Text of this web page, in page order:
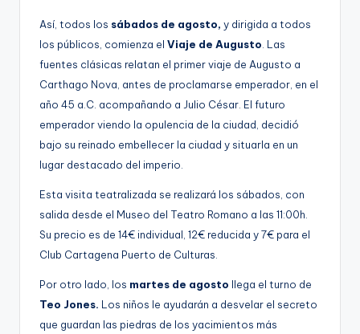
Así, todos los sábados de agosto, y dirigida a todos
los públicos, comienza el Viaje de Augusto. Las
fuentes clásicas relatan el primer viaje de Augusto a
Carthago Nova, antes de proclamarse emperador, en el
año 45 a.C. acompañando a Julio César. El futuro
emperador viendo la opulencia de la ciudad, decidió
bajo su reinado embellecer la ciudad y situarla en un
lugar destacado del imperio.
Esta visita teatralizada se realizará los sábados, con
salida desde el Museo del Teatro Romano a las 11:00h.
Su precio es de 14€ individual, 12€ reducida y 7€ para el
Club Cartagena Puerto de Culturas.
Por otro lado, los martes de agosto llega el turno de
Teo Jones. Los niños le ayudarán a desvelar el secreto
que guardan las piedras de los yacimientos más